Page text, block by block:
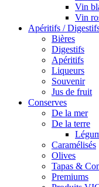
Vin
Vin
Apéritifs /
Bières
Digestifs
Apéritifs
Liqueurs
Souvenir
Jus de fruit
Conserves
De la mer
De la terre
Caramélisés
Olives
Tapas &
Premiums